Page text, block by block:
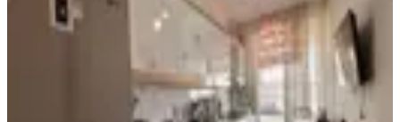
3+1 130 m² ·3. Kat 07.08.2026